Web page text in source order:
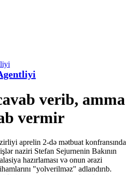
verib, amma
vermir
aprelin 2-də mətbuat konfransında
naziri Stefan Sejurnenin Bakının
hazırlaması və onun ərazi
"yolverilməz" adlandırıb.